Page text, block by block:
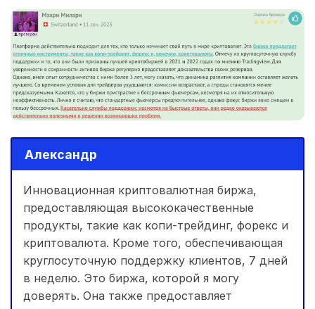
Александр
Инновационная криптовалютная биржа,
предоставляющая высококачественные
продукты, такие как копи-трейдинг, форекс и
криптовалюта. Кроме того, обеспечивающая
круглосуточную поддержку клиентов, 7 дней
в неделю. Это биржа, которой я могу
доверять. Она также предоставляет